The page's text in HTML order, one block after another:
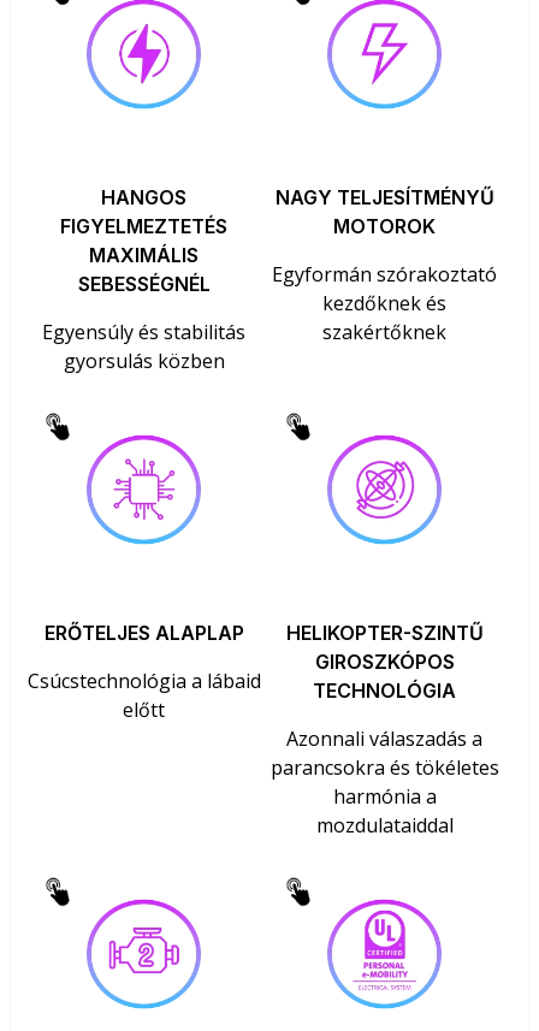
HANGOS
FIGYELMEZTETÉS
MAXIMÁLIS
SEBESSÉGNÉL
Egyensúly és stabilitás
gyorsulás közben
NAGY TELJESÍTMÉNYŰ
MOTOROK
Egyformán szórakoztató
kezdőknek és
szakértőknek
ERŐTELJES ALAPLAP
Csúcstechnológia a lábaid
előtt
HELIKOPTER-SZINTŰ
GIROSZKÓPOS
TECHNOLÓGIA
Azonnali válaszadás a
parancsokra és tökéletes
harmónia a
mozdulataiddal